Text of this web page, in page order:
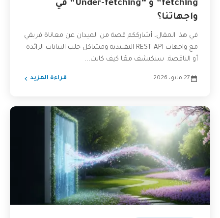
fetching” و “Under-fetching” في
واجهاتنا؟
في هذا المقال، أشارككم قصة من الميدان عن معاناة فريقي
مع واجهات REST API التقليدية ومشاكل جلب البيانات الزائدة
أو الناقصة. سنكتشف معًا كيف كانت...
27 مايو، 2026 قراءة المزيد